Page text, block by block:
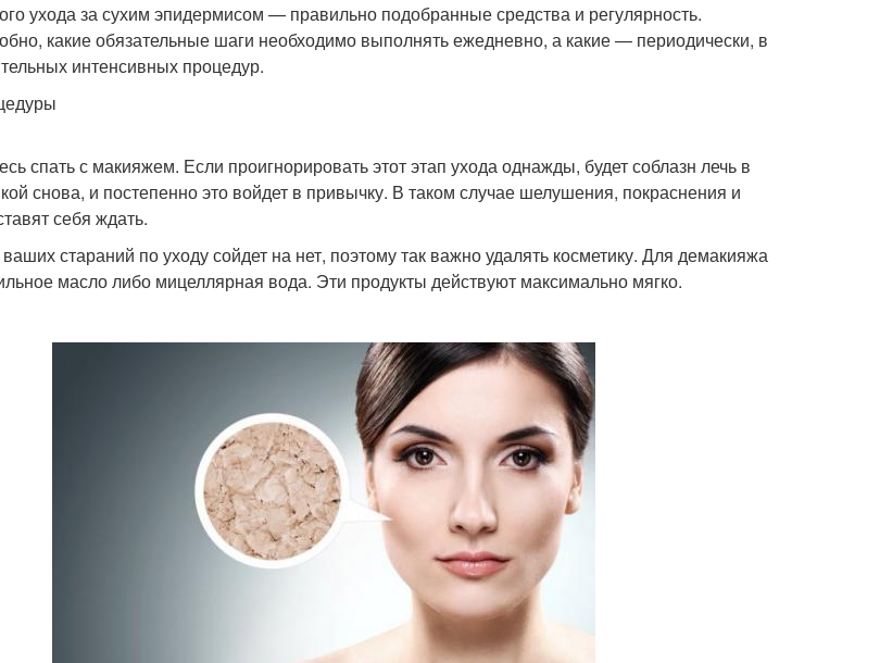
ухода за сухим эпидермисом — правильно подобранные средства и регулярность.
какие обязательные шаги необходимо выполнять ежедневно, а какие — периодически, в
интенсивных процедур.
спать с макияжем. Если проигнорировать этот этап ухода однажды, будет соблазн лечь в
снова, и постепенно это войдет в привычку. В таком случае шелушения, покраснения и
себя ждать.
ваших стараний по уходу сойдет на нет, поэтому так важно удалять косметику. Для демакияжа
масло либо мицеллярная вода. Эти продукты действуют максимально мягко.